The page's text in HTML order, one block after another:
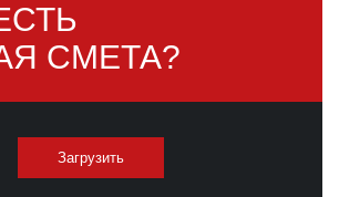
СМЕТА?
Загрузить